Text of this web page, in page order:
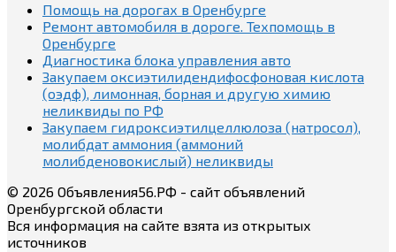
Помощь на дорогах в Оренбурге
Ремонт автомобиля в дороге. Техпомощь в
Оренбурге
Диагностика блока управления авто
Закупаем оксиэтилидендифосфоновая кислота
(оэдф), лимонная, борная и другую химию
неликвиды по РФ
Закупаем гидроксиэтилцеллюлоза (натросол),
молибдат аммония (аммоний
молибденовокислый) неликвиды
© 2026 Объявления56.РФ - сайт объявлений
Оренбургской области
Вся информация на сайте взята из открытых
источников